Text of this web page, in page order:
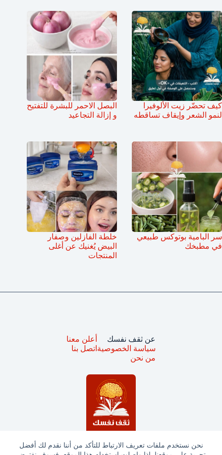
نحن نستخدم ملفات تعريف الارتباط للتأكد من أننا نقدم لك أفضل
كيف تحضّر زيت الألوفيرا
لنمو الشعر وإيقاف تساقطه
البصل الاحمر للبشرة للتفتيح
و إزالة التجاعيد
سر البامية بوتوكس طبيعي
في مطبخك
خلطة الفازلين وصفار
البيض يُغنيك عن أغلى
المنتجات
عن ثقف نفسك
سياسة الخصوصية
من نحن
أعلن معنا
اتصل بنا